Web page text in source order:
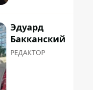
Эдуард
Бакканский
РЕДАКТОР